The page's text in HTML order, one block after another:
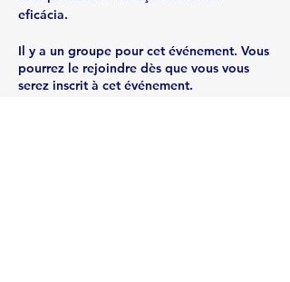
eficácia.
Il y a un groupe pour cet événement. Vous
pourrez le rejoindre dès que vous vous
serez inscrit à cet événement.